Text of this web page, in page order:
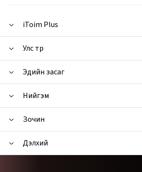
iToim Plus
Улс төр
Эдийн засаг
Нийгэм
Зочин
Дэлхий